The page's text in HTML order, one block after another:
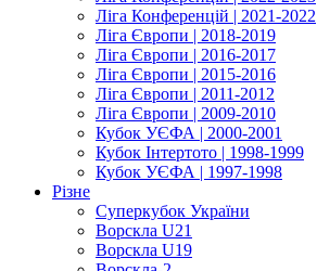
Ліга Конференцій | 2021-2022
Ліга Європи | 2018-2019
Ліга Європи | 2016-2017
Ліга Європи | 2015-2016
Ліга Європи | 2011-2012
Ліга Європи | 2009-2010
Кубок УЄФА | 2000-2001
Кубок Інтертото | 1998-1999
Кубок УЄФА | 1997-1998
Різне
Суперкубок України
Ворскла U21
Ворскла U19